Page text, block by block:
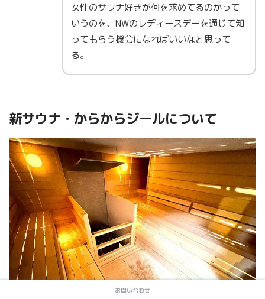
女性のサウナ好きが何を求めてるのかって
いうのを、NWのレディースデーを通じて知
ってもらう機会になればいいなと思って
る。
新サウナ・からからジールについて
お問い合わせ